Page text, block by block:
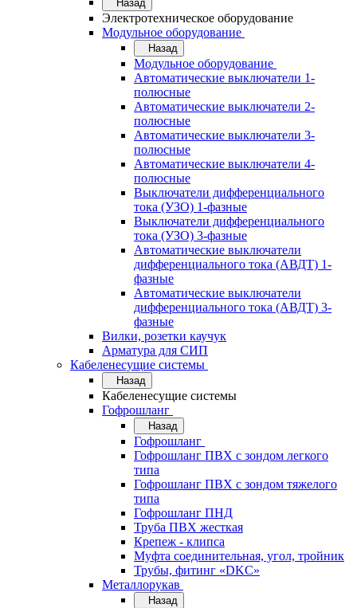
Назад
Электротехническое оборудование
Модульное оборудование
Назад
Модульное оборудование
Автоматические выключатели 1-
полюсные
Автоматические выключатели 2-
полюсные
Автоматические выключатели 3-
полюсные
Автоматические выключатели 4-
полюсные
Выключатели дифференциального
тока (УЗО) 1-фазные
Выключатели дифференциального
тока (УЗО) 3-фазные
Автоматические выключатели
дифференциального тока (АВДТ) 1-
фазные
Автоматические выключатели
дифференциального тока (АВДТ) 3-
фазные
Вилки, розетки каучук
Арматура для СИП
Кабеленесущие системы
Назад
Кабеленесущие системы
Гофрошланг
Назад
Гофрошланг
Гофрошланг ПВХ с зондом легкого
типа
Гофрошланг ПВХ с зондом тяжелого
типа
Гофрошланг ПНД
Труба ПВХ жесткая
Крепеж - клипса
Муфта соединительная, угол, тройник
Трубы, фитинг «DKC»
Металлорукав
Назад